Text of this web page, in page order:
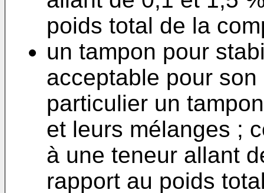
poids total de la
un tampon pour
acceptable pour
particulier un
et leurs mélanges ;
à une teneur allant
rapport au poids